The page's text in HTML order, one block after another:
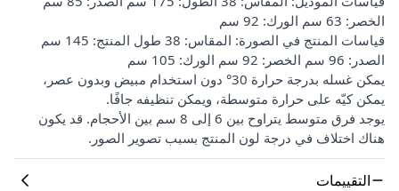
الخصر: 63 سم الورك: 92 سم
قياسات المنتج في الصورة: المقاس: 38 طول المنتج: 145 سم
الصدر: 96 سم الخصر: 92 سم الورك: 105 سم
يمكن غسله بدرجة حرارة 30° دون استخدام مبيض وبدون عصر،
يمكن كيّه على حرارة متوسطة، ويمكن تنظيفه جافًا.
يوجد فرق متوسط يتراوح بين 6 إلى 8 سم بين الأحجام. قد يكون
هناك اختلاف في درجة لون المنتج بسبب تصوير الصور.
التقييمات